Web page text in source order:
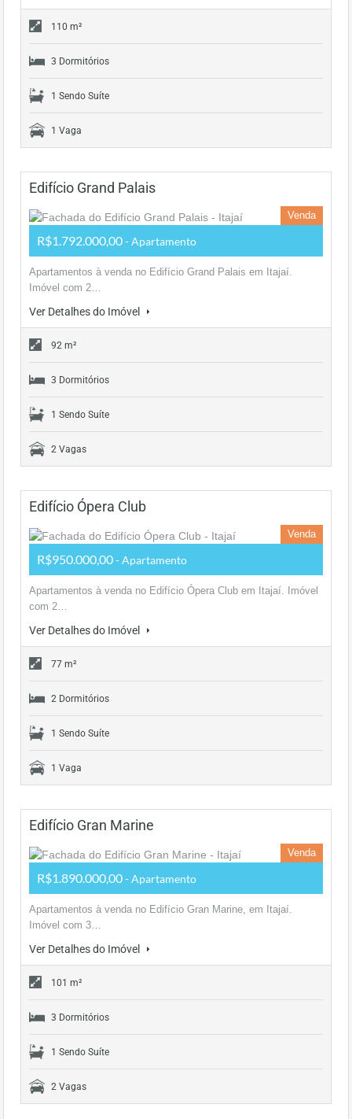
110 m²
3 Dormitórios
1 Sendo Suíte
1 Vaga
Edifício Grand Palais
Venda
R$1.792.000,00- Apartamento
Apartamentos à venda no Edifício Grand Palais em Itajaí.
Imóvel com 2…
Ver Detalhes do Imóvel
92 m²
3 Dormitórios
1 Sendo Suíte
2 Vagas
Edifício Ópera Club
Venda
R$950.000,00- Apartamento
Apartamentos à venda no Edifício Ópera Club em Itajaí. Imóvel
com 2…
Ver Detalhes do Imóvel
77 m²
2 Dormitórios
1 Sendo Suíte
1 Vaga
Edifício Gran Marine
Venda
R$1.890.000,00- Apartamento
Apartamentos à venda no Edifício Gran Marine, em Itajaí.
Imóvel com 3…
Ver Detalhes do Imóvel
101 m²
3 Dormitórios
1 Sendo Suíte
2 Vagas